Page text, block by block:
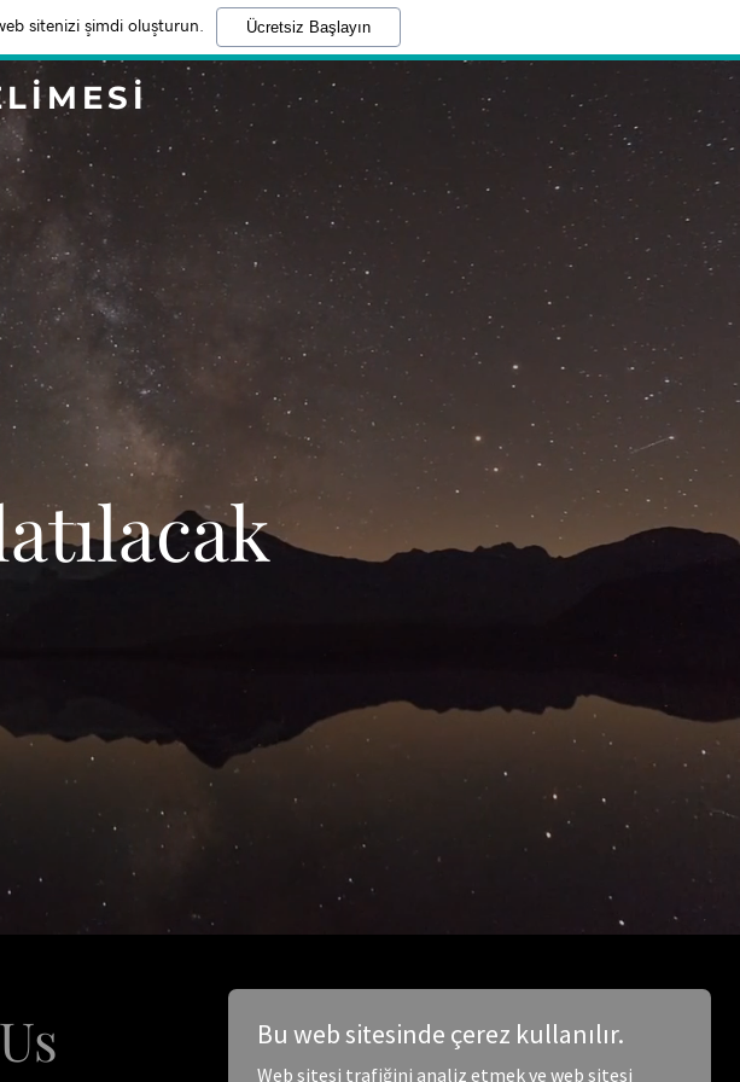
sitenizi şimdi oluşturun. Ücretsiz Başlayın
Bu web sitesinde çerez kullanılır.
Web sitesi trafiğini analiz etmek ve web sitesi